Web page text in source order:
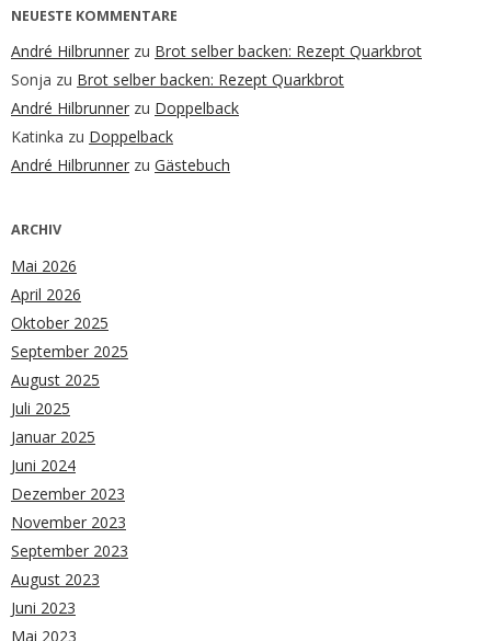
NEUESTE KOMMENTARE
André Hilbrunner zu Brot selber backen: Rezept Quarkbrot
Sonja zu Brot selber backen: Rezept Quarkbrot
André Hilbrunner zu Doppelback
Katinka zu Doppelback
André Hilbrunner zu Gästebuch
ARCHIV
Mai 2026
April 2026
Oktober 2025
September 2025
August 2025
Juli 2025
Januar 2025
Juni 2024
Dezember 2023
November 2023
September 2023
August 2023
Juni 2023
Mai 2023